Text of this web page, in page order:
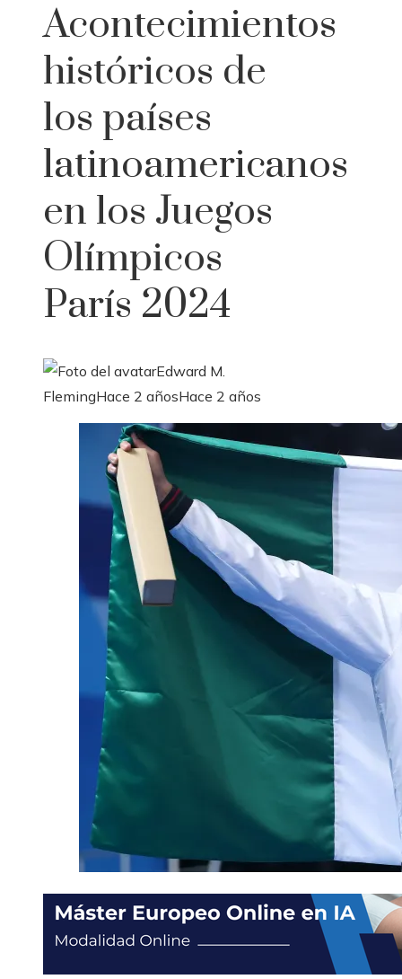
Acontecimientos
históricos de
los países
latinoamericanos
en los Juegos
Olímpicos
París 2024
Edward M.
FlemingHace 2 añosHace 2 años